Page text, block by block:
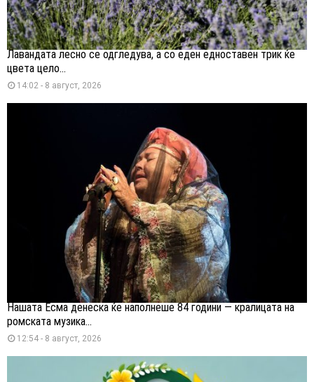
Лавандата лесно се одгледува, а со еден едноставен трик ќе
цвета цело...
14:02 - 8 август, 2026
Нашата Есма денеска ќе наполнеше 84 години — кралицата на
ромската музика...
12:54 - 8 август, 2026